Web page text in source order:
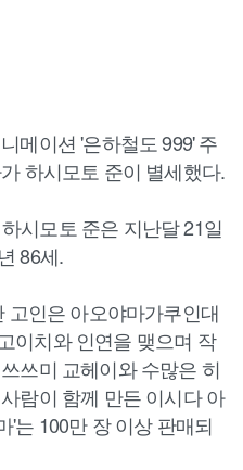
메이션 '은하철도 999' 주
하시모토 준이 별세했다.
시모토 준은 지난달 21일
86세.
고인은 아오야마가쿠인대
이치와 인연을 맺으며 작
쓰미 교헤이와 수많은 히
람이 함께 만든 이시다 아
'는 100만 장 이상 판매되